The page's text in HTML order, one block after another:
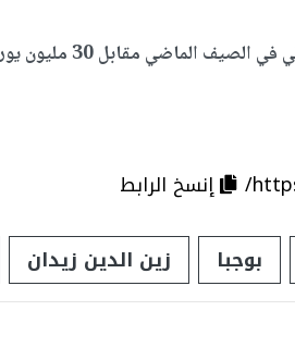
يذكر أن رويز
إنسخ الرابط
بوجبا زين الدين زيدان